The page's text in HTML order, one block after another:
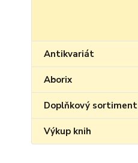
Antikvariát
Aborix
Doplňkový sortiment
Výkup knih